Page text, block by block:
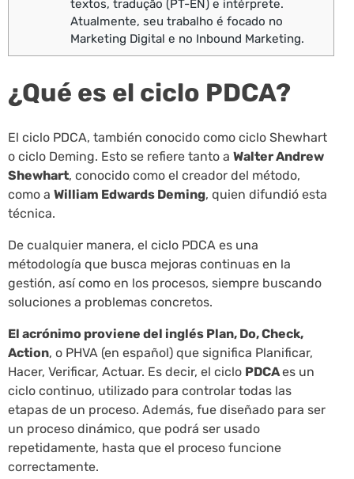
textos, tradução (PT-EN) e intérprete.
Atualmente, seu trabalho é focado no
Marketing Digital e no Inbound Marketing.
¿Qué es el ciclo PDCA?
El ciclo PDCA, también conocido como ciclo Shewhart
o ciclo Deming. Esto se refiere tanto a Walter Andrew
Shewhart, conocido como el creador del método,
como a William Edwards Deming, quien difundió esta
técnica.
De cualquier manera, el ciclo PDCA es una
métodología que busca mejoras continuas en la
gestión, así como en los procesos, siempre buscando
soluciones a problemas concretos.
El acrónimo proviene del inglés Plan, Do, Check,
Action, o PHVA (en español) que significa Planificar,
Hacer, Verificar, Actuar. Es decir, el ciclo PDCAes un
ciclo continuo, utilizado para controlar todas las
etapas de un proceso. Además, fue diseñado para ser
un proceso dinámico, que podrá ser usado
repetidamente, hasta que el proceso funcione
correctamente.